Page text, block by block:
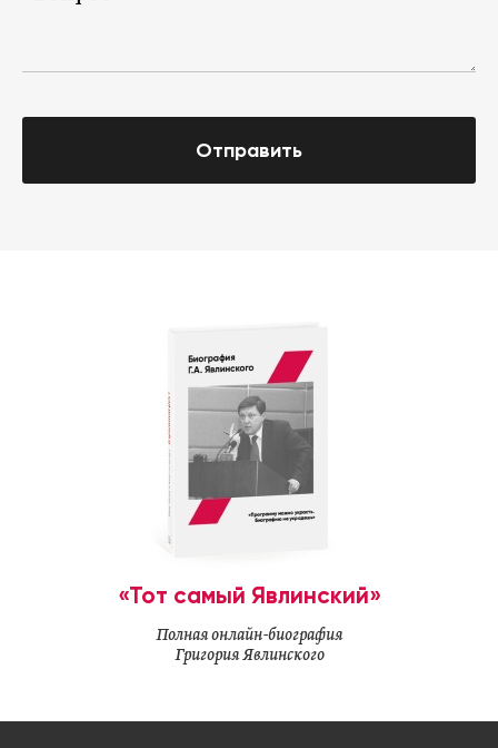
Отправить
«Тот самый Явлинский»
Полная онлайн-биография
Григория Явлинского